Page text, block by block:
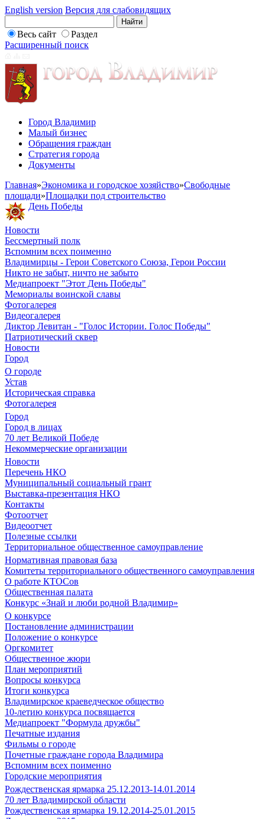
English version Версия для слабовидящих
Весь сайт
Раздел
Расширенный поиск
Город Владимир
Малый бизнес
Обращения граждан
Стратегия города
Документы
Главная»Экономика и городское хозяйство»Свободные
площади»Площадки под строительство
День Победы
Новости
Бессмертный полк
Вспомним всех поименно
Владимирцы - Герои Советского Союза, Герои России
Никто не забыт, ничто не забыто
Медиапроект "Этот День Победы"
Мемориалы воинской славы
Фотогалерея
Видеогалерея
Диктор Левитан - "Голос Истории. Голос Победы"
Патриотический сквер
Новости
Город
О городе
Устав
Историческая справка
Фотогалерея
Город
Город в лицах
70 лет Великой Победе
Некоммерческие организации
Новости
Перечень НКО
Муниципальный социальный грант
Выставка-презентация НКО
Контакты
Фотоотчет
Видеоотчет
Полезные ссылки
Территориальное общественное самоуправление
Нормативная правовая база
Комитеты территориального общественного самоуправления
О работе КТОСов
Общественная палата
Конкурс «Знай и люби родной Владимир»
О конкурсе
Постановление администрации
Положение о конкурсе
Оргкомитет
Общественное жюри
План мероприятий
Вопросы конкурса
Итоги конкурса
Владимирское краеведческое общество
10-летию конкурса посвящается
Медиапроект "Формула дружбы"
Печатные издания
Фильмы о городе
Почетные граждане города Владимира
Вспомним всех поименно
Городские мероприятия
Рождественская ярмарка 25.12.2013-14.01.2014
70 лет Владимирской области
Рождественская ярмарка 19.12.2014-25.01.2015